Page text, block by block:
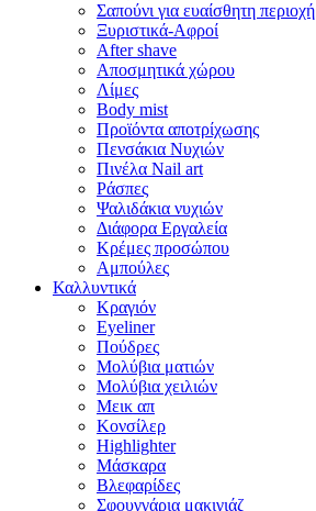
Σαπούνι για ευαίσθητη περιοχή
Ξυριστικά-Αφροί
After shave
Αποσμητικά χώρου
Λίμες
Body mist
Προϊόντα αποτρίχωσης
Πενσάκια Νυχιών
Πινέλα Nail art
Ράσπες
Ψαλιδάκια νυχιών
Διάφορα Εργαλεία
Κρέμες προσώπου
Αμπούλες
Καλλυντικά
Κραγιόν
Eyeliner
Πούδρες
Μολύβια ματιών
Μολύβια χειλιών
Μεικ απ
Κονσίλερ
Highlighter
Μάσκαρα
Βλεφαρίδες
Σφουγγάρια μακιγιάζ